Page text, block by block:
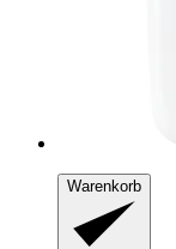
Warenkorb